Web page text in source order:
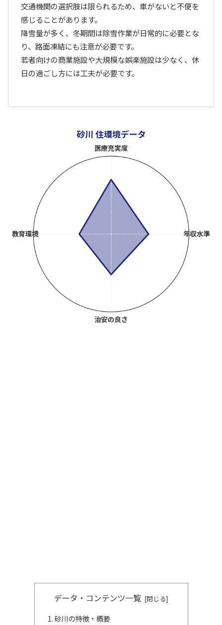
交通機関の選択肢は限られるため、車がないと不便を
感じることがあります。
降雪量が多く、冬期間は除雪作業が日常的に必要とな
り、路面凍結にも注意が必要です。
若者向けの商業施設や大規模な娯楽施設は少なく、休
日の過ごし方には工夫が必要です。
データ・コンテンツ一覧
砂川の特徴・概要